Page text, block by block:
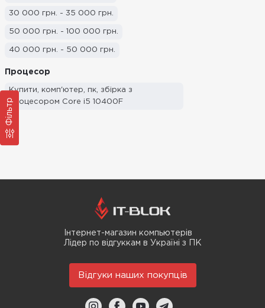
Фільтр
30 000 грн. - 35 000 грн.
50 000 грн. - 100 000 грн.
40 000 грн. - 50 000 грн.
35 000 грн. - 40 000 грн.
25 000 грн. - 30 000 грн.
20 000 грн. - 25 000 грн.
15 000 грн - 20 000 грн.
Процесор
Купити, комп'ютер, пк, збірка з
процесором Core i5 10400F
Інтернет-магазин компьютерів
Лідер по відгуккам в Україні з ПК
Відгуки наших покупців